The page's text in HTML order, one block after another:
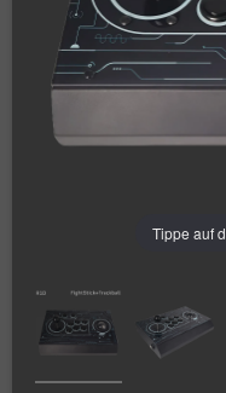
Tippe auf